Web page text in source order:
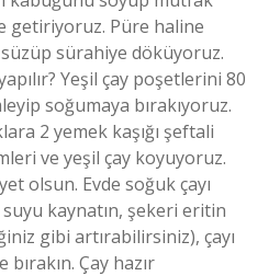
getiriyoruz. Püre haline
sürahiye döküyoruz.
Yeşil çay poşetlerini 80
soğumaya bırakıyoruz.
2 yemek kaşığı şeftali
ve yeşil çay koyuyoruz.
olsun. Evde soğuk çayı
suyu kaynatın, şekeri eritin
gibi artırabilirsiniz), çayı
Çay hazır